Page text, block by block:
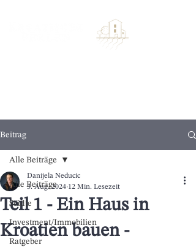
Beitrag
Alle Beiträge
Städte
Investment/Immobilien
Ratgeber
Alle Beiträge
Teil 1 - Ein Haus in
Kroatien bauen -
Danijela Neducic
3. Aug. 2024 12 Min. Lesezeit